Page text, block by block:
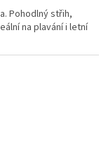
Pohodlný střih,
na plavání i letní